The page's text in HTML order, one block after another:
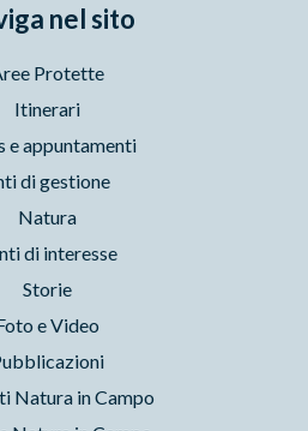
nel sito
Protette
Itinerari
e appuntamenti
di gestione
Natura
di interesse
Storie
e Video
Natura in Campo